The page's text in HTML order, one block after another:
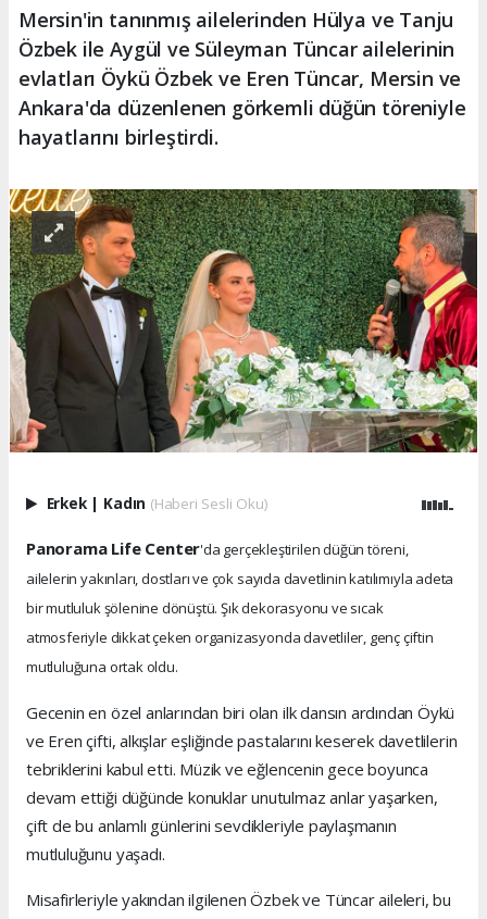
Mersin'in tanınmış ailelerinden Hülya ve Tanju
Özbek ile Aygül ve Süleyman Tüncar ailelerinin
evlatları Öykü Özbek ve Eren Tüncar, Mersin ve
Ankara'da düzenlenen görkemli düğün töreniyle
hayatlarını birleştirdi.
Erkek | Kadın (Haberi Sesli Oku)
Panorama Life Center'da gerçekleştirilen düğün töreni,
ailelerin yakınları, dostları ve çok sayıda davetlinin katılımıyla adeta
bir mutluluk şölenine dönüştü. Şık dekorasyonu ve sıcak
atmosferiyle dikkat çeken organizasyonda davetliler, genç çiftin
mutluluğuna ortak oldu.
Gecenin en özel anlarından biri olan ilk dansın ardından Öykü
ve Eren çifti, alkışlar eşliğinde pastalarını keserek davetlilerin
tebriklerini kabul etti. Müzik ve eğlencenin gece boyunca
devam ettiği düğünde konuklar unutulmaz anlar yaşarken,
çift de bu anlamlı günlerini sevdikleriyle paylaşmanın
mutluluğunu yaşadı.
Misafirleriyle yakından ilgilenen Özbek ve Tüncar aileleri, bu